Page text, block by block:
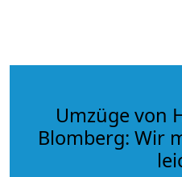
Umzüge von
Blomberg: Wir